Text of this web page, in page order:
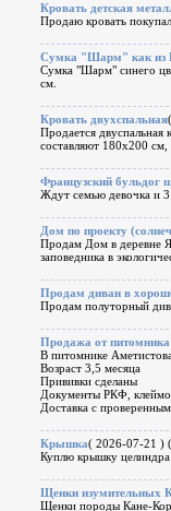
Кровать детская
Продаю кровать
Сумка "Шарм" как из
Сумка "Шарм" синего
см.
Кровать двухспальная
Продается двуспaльнaя
coстaвляют 180x200
Французский бульдог
Ждут семью девочка и 3
Дом по проекту
Продам Дом в деревне
заповедника в
Продам диван в
Продам полуторный
Продажа от
В питомнике
Возраст 3,5 месяца
Прививки сделаны
Документы РКФ, клеймо
Доставка с
Крышка( 2026-07-21 ) (
Куплю крышку
Щенки изумительных
Щенки породы Кане-